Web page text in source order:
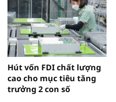
Hút vốn FDI chất lượng
cao cho mục tiêu tăng
trưởng 2 con số